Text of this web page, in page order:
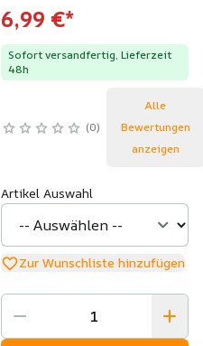
6,99 €*
Sofort versandfertig, Lieferzeit
48h
0
Alle
Bewertungen
anzeigen
Artikel Auswahl
Zur Wunschliste hinzufügen